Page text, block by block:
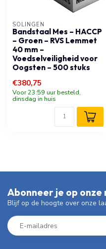
SOLINGEN
Bandstaal Mes – HACCP
– Groen – RVS Lemmet
40 mm –
Voedselveiligheid voor
Oogsten – 500 stuks
€380,75
Voor 23:59 uur besteld,
dinsdag in huis
Abonneer je op
Blijf op de hoogte over onze